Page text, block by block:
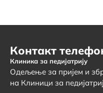
Контакт
Клиника за педијатрију
Одељење за пријем и
на Клиници за